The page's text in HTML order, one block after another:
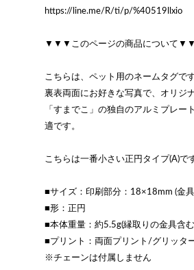
https://line.me/R/ti/p/%40519llxio
▼▼▼このページの商品について
こちらは、ペット用のネームタグです
裏表両面にお好きな写真で、オリジ
「すまでこ」の独自のアルミプレ
適です。
こちらは一番小さい正円タイプ(A)で
■サイズ：印刷部分：18×18mm (金
■形：正円
■本体重量：約5.5g(縁取りの金具含
■プリント：両面プリント/グリッタ
※チェーンは付属しません